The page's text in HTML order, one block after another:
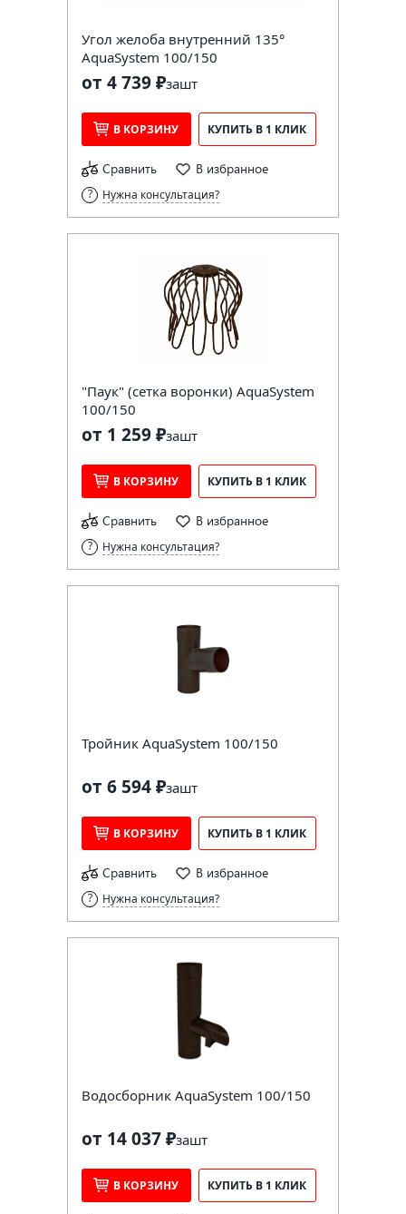
Угол желоба внутренний 135°
AquaSystem 100/150
от 4 739 ₽зашт
В КОРЗИНУ КУПИТЬ В 1 КЛИК
Сравнить В избранное
Нужна консультация?
"Паук" (сетка воронки) AquaSystem
100/150
от 1 259 ₽зашт
В КОРЗИНУ КУПИТЬ В 1 КЛИК
Сравнить В избранное
Нужна консультация?
Тройник AquaSystem 100/150
от 6 594 ₽зашт
В КОРЗИНУ КУПИТЬ В 1 КЛИК
Сравнить В избранное
Нужна консультация?
Водосборник AquaSystem 100/150
от 14 037 ₽зашт
В КОРЗИНУ КУПИТЬ В 1 КЛИК